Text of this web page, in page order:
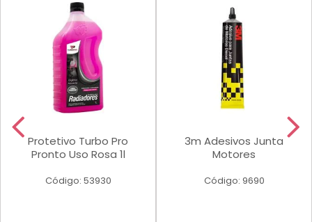
Protetivo Turbo Pro
Pronto Uso Rosa 1l
Código: 53930
3m Adesivos Junta
Motores
Código: 9690